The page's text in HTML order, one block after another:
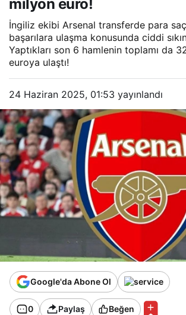
milyon euro!
İngiliz ekibi Arsenal transferde para
başarılara ulaşma konusunda ciddi
Yaptıkları son 6 hamlenin toplamı da
euroya ulaştı!
24 Haziran 2025, 01:53 yayınlandı
Google'da Abone Ol
0 Paylaş Beğen